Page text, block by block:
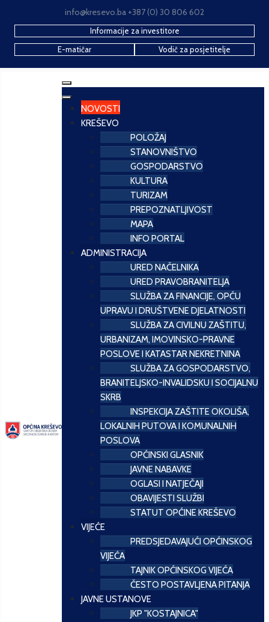
info@kresevo.ba +387 (0) 30 806 602
Informacije za investitore
E-matičar
Vodič za posjetitelje
NOVOSTI
KREŠEVO
POLOŽAJ
STANOVNIŠTVO
GOSPODARSTVO
KULTURA
TURIZAM
PREPOZNATLJIVOST
MAPA
INFO PORTAL
ADMINISTRACIJA
URED NAČELNIKA
URED PRAVOBRANITELJA
SLUŽBA ZA FINANCIJE, OPĆU
UPRAVU I DRUŠTVENE DJELATNOSTI
SLUŽBA ZA CIVILNU ZAŠTITU,
URBANIZAM, IMOVINSKO-PRAVNE
POSLOVE I KATASTAR NEKRETNINA
SLUŽBA ZA GOSPODARSTVO,
BRANITELJSKO-INVALIDSKU I SOCIJALNU
SKRB
INSPEKCIJA ZAŠTITE OKOLIŠA,
LOKALNIH PUTOVA I KOMUNALNIH
POSLOVA
OPĆINSKI GLASNIK
JAVNE NABAVKE
OGLASI I NATJEČAJI
OBAVIJESTI SLUŽBI
STATUT OPĆINE KREŠEVO
VIJEĆE
PREDSJEDAVAJUĆI OPĆINSKOG
VIJEĆA
TAJNIK OPĆINSKOG VIJEĆA
ČESTO POSTAVLJENA PITANJA
JAVNE USTANOVE
JKP "KOSTAJNICA"